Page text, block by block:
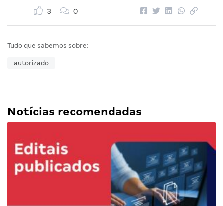
3 0
Tudo que sabemos sobre:
autorizado
Notícias recomendadas